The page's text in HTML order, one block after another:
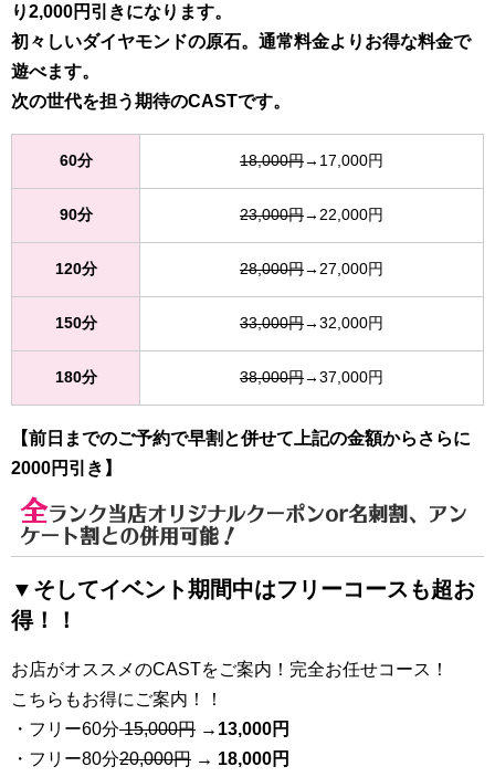
り2,000円引きになります。
初々しいダイヤモンドの原石。通常料金よりお得な料金で
遊べます。
次の世代を担う期待のCASTです。
60分 18,000円→17,000円
90分 23,000円→22,000円
120分 28,000円→27,000円
150分 33,000円→32,000円
180分 38,000円→37,000円
【前日までのご予約で早割と併せて上記の金額からさらに
2000円引き】
全ランク当店オリジナルクーポンor名刺割、アン
ケート割との併用可能！
▼そしてイベント期間中はフリーコースも超お
得！！
お店がオススメのCASTをご案内！完全お任せコース！
こちらもお得にご案内！！
・フリー60分15,000円 → 13,000円
・フリー80分20,000円 → 18,000円